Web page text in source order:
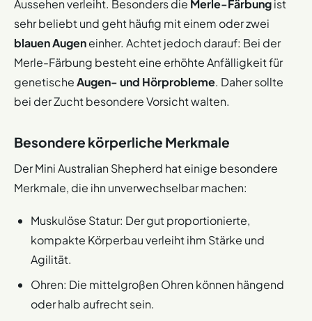
Aussehen verleiht. Besonders die Merle-Färbungist
sehr beliebt und geht häufig mit einem oder zwei
blauen Augeneinher. Achtet jedoch darauf: Bei der
Merle-Färbung besteht eine erhöhte Anfälligkeit für
genetischeAugen- und Hörprobleme. Daher sollte
bei der Zucht besondere Vorsicht walten.
Besondere körperliche Merkmale
Der Mini Australian Shepherd hat einige besondere
Merkmale, die ihn unverwechselbar machen:
Muskulöse Statur: Der gut proportionierte,
kompakte Körperbau verleiht ihm Stärke und
Agilität.
Ohren: Die mittelgroßen Ohren können hängend
oder halb aufrecht sein.